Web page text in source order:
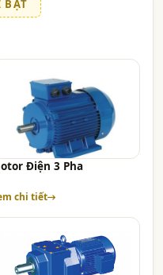
BẬT
Điện 3 Pha
chi tiết